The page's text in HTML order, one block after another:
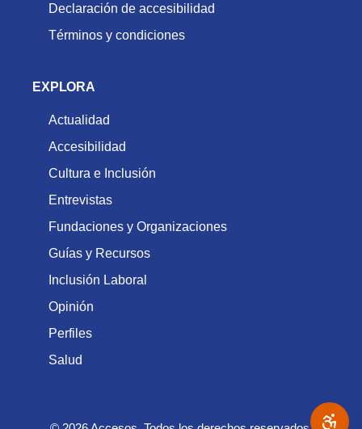
Declaración de accesibilidad
Términos y condiciones
EXPLORA
Actualidad
Accesibilidad
Cultura e Inclusión
Entrevistas
Fundaciones y Organizaciones
Guías y Recursos
Inclusión Laboral
Opinión
Perfiles
Salud